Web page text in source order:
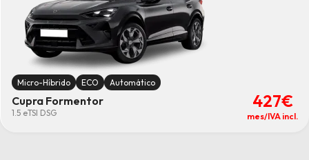
Micro-Híbrido ECO Automático
Cupra Formentor
1.5 eTSI DSG
427€
mes/IVA incl.